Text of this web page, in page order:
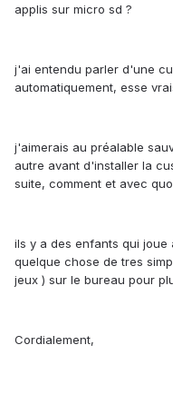
applis sur micro sd ?
j'ai entendu parler d'une
automatiquement, esse
j'aimerais au préalable
autre avant d'installer la
suite, comment et avec
ils y a des enfants qui
quelque chose de tres
jeux ) sur le bureau pour
Cordialement,